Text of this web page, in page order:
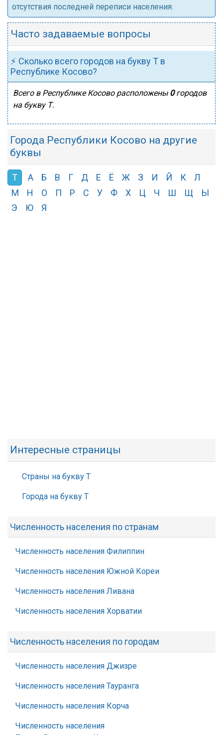
отсутствия последней переписи населения.
Часто задаваемые вопросы
⚡ Сколько всего городов на букву Т в
Республике Косово?
Всего в Республике Косово расположены 0городов
на букву Т.
Города Республики Косово на другие
буквы
Т А Б В Г Д Е Ё Ж З И Й К
Л
М
Н О П Р С У Ф Х Ц Ч Ш Щ
Ы
Э
Ю Я
Интересные страницы
Страны на букву Т
Города на букву Т
Численность населения по странам
Численность населения Филиппин
Численность населения Южной Кореи
Численность населения Ливана
Численность населения Хорватии
Численность населения по городам
Численность населения Джизре
Численность населения Тауранга
Численность населения Корча
Численность населения